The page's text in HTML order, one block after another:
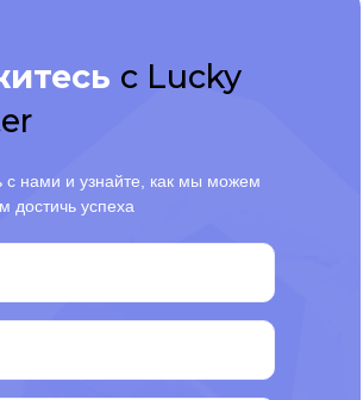
с Lucky
с нами и узнайте, как мы можем
достичь успеха